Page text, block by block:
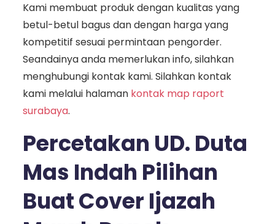
Kami membuat produk dengan kualitas yang
betul-betul bagus dan dengan harga yang
kompetitif sesuai permintaan pengorder.
Seandainya anda memerlukan info, silahkan
menghubungi kontak kami. Silahkan kontak
kami melalui halaman kontak map raport
surabaya.
Percetakan UD. Duta
Mas Indah Pilihan
Buat Cover Ijazah